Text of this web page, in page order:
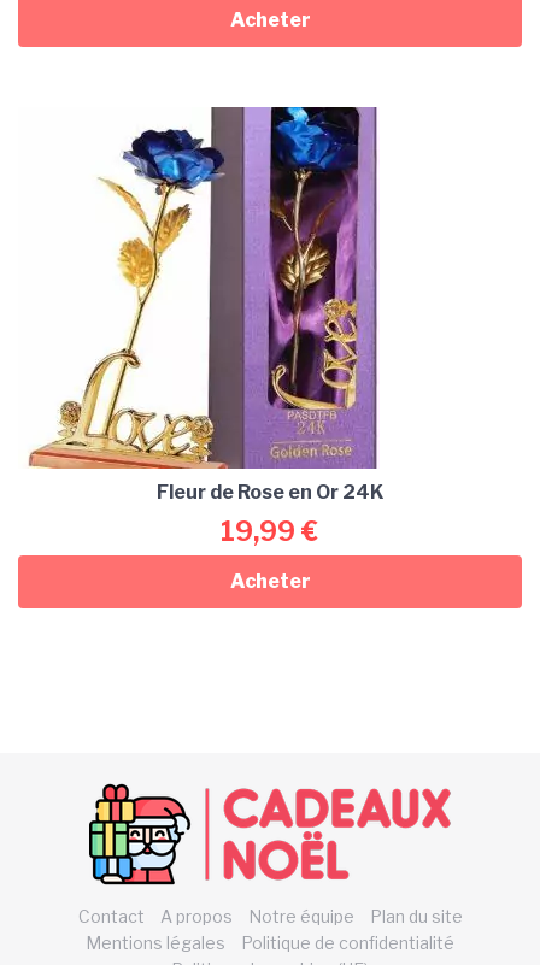
Acheter
Fleur de Rose en Or 24K
19,99 €
Acheter
Contact A propos Notre équipe
Plan du site
Mentions légales
Politique de confidentialité